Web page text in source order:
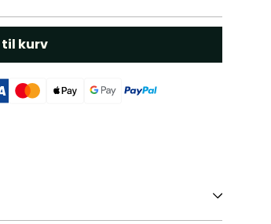
kurv